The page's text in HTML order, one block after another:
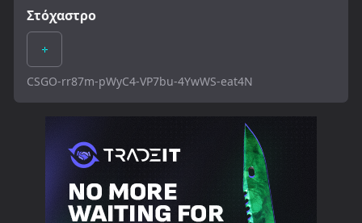
Στόχαστρο
CSGO-rr87m-pWyC4-VP7bu-4YwWS-eat4N